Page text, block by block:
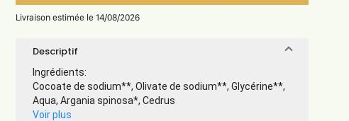
Livraison estimée le 14/08/2026
Descriptif
Ingrédients:
Cocoate de sodium**, Olivate de sodium**, Glycérine**,
Aqua, Argania spinosa*, Cedrus
Voir plus